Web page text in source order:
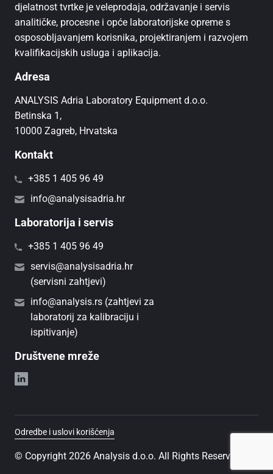
djelatnost tvrtke je veleprodaja, održavanje i servis
analitičke, procesne i opće laboratorijske opreme s
osposobljavanjem korisnika, projektiranjem i razvojem
kvalifikacijskih usluga i aplikacija.
Adresa
ANALYSIS Adria Laboratory Equipment d.o.o.
Betinska 1,
10000 Zagreb, Hrvatska
Kontakt
+385 1 405 96 49
info@analysisadria.hr
Laboratorija i servis
+385 1 405 96 49
servis@analysisadria.hr
(servisni zahtjevi)
info@analysis.rs (zahtjevi za
laboratorij za kalibraciju i
ispitivanje)
Društvene mreže
Odredbe i uslovi korišćenja
© Copyright 2026 Analysis d.o.o. All Rights Reserved.